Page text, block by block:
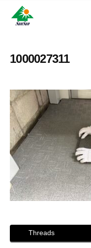
サ
サ
フ
ォ
ー
ム
株
式
会
社
神
県
大
に
あ
る
外
壁
塗
装
専
門
店
1000027311
Threads
・
サ
フ
ム
株
式
会
社